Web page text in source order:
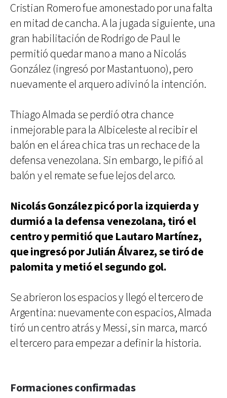
Cristian Romero fue amonestado por una falta
en mitad de cancha. A la jugada siguiente, una
gran habilitación de Rodrigo de Paul le
permitió quedar mano a mano a Nicolás
González (ingresó por Mastantuono), pero
nuevamente el arquero adivinó la intención.
Thiago Almada se perdió otra chance
inmejorable para la Albiceleste al recibir el
balón en el área chica tras un rechace de la
defensa venezolana. Sin embargo, le pifió al
balón y el remate se fue lejos del arco.
Nicolás González picó por la izquierda y
durmió a la defensa venezolana, tiró el
centro y permitió que Lautaro Martínez,
que ingresó por Julián Álvarez, se tiró de
palomita y metió el segundo gol.
Se abrieron los espacios y llegó el tercero de
Argentina: nuevamente con espacios, Almada
tiró un centro atrás y Messi, sin marca, marcó
el tercero para empezar a definir la historia.
Formaciones confirmadas